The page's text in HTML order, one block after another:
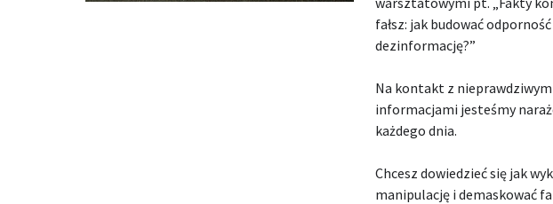
fałsz: jak budować
dezinformację?”
Na kontakt z
informacjami jesteśmy
każdego dnia.
Chcesz dowiedzieć się jak
manipulację i demaskować